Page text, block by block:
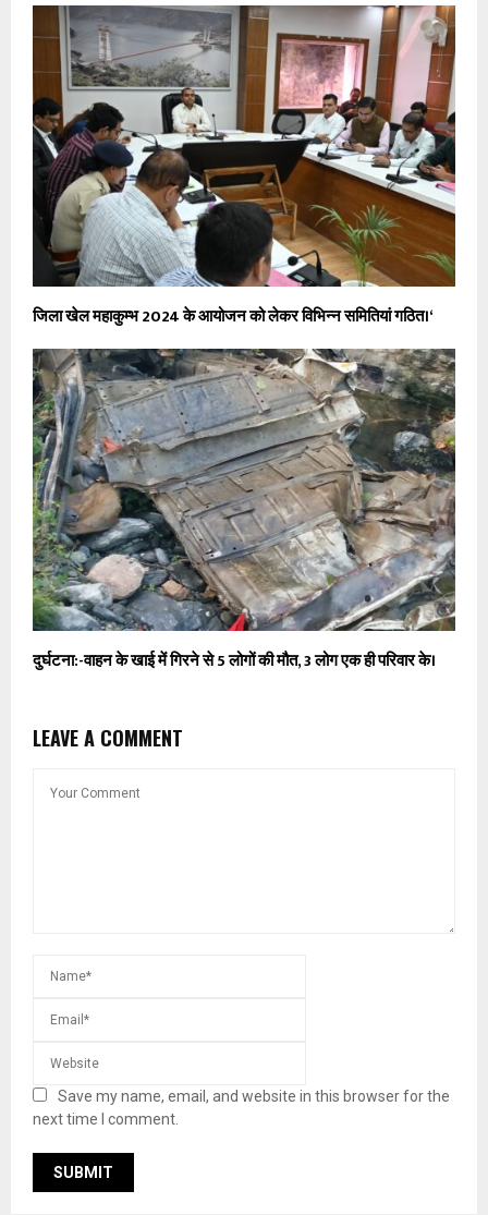
जिला खेल महाकुम्भ 2024 के आयोजन को लेकर विभिन्न समितियां गठित।‘
दुर्घटना:-वाहन के खाई में गिरने से 5 लोगों की मौत, 3 लोग एक ही परिवार के।
LEAVE A COMMENT
Save my name, email, and website in this browser for the
next time I comment.